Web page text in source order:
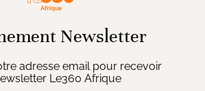
Newsletter
adresse email pour recevoir
Le360 Afrique